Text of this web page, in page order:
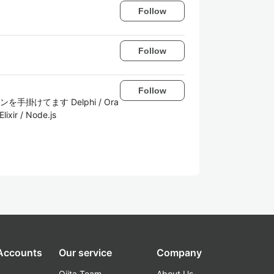
Follow
Follow
を手掛けてます Delphi / Ora
/ Node.js
Follow
Our service Company